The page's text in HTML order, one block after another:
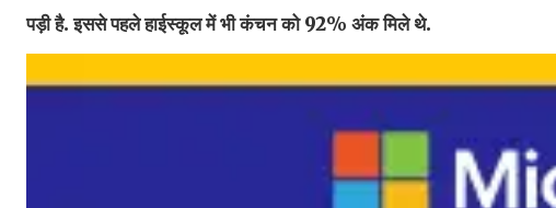
पड़ी है. इससे पहले हाईस्कूल में भी कंचन को 92% अंक मिले थे.